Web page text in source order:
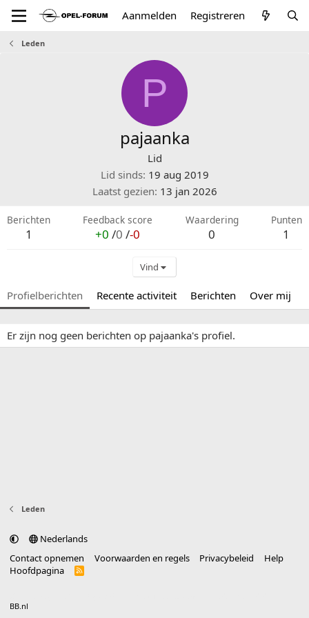
Aanmelden Registreren
Leden
P
pajaanka
Lid
Lid sinds 19 aug 2019
Laatst gezien 13 jan 2026
Berichten
1
Feedback score
+0 /0 /-0
Waardering
0
Punten
1
Vind
Profielberichten Recente activiteit Berichten Over mij
Er zijn nog geen berichten op pajaanka's profiel.
Leden
Nederlands
Contact opnemen
Voorwaarden en regels Privacybeleid
Help
Hoofdpagina
R
BB.nl